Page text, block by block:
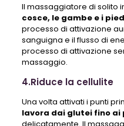
Il massaggiatore di solito
cosce, le gambe e i
processo di attivazione
sanguigna e il flusso di
processo di attivazione
massaggio.
4.Riduce la cellulite
Una volta attivati ​​i punti
lavora dai glutei fino ai